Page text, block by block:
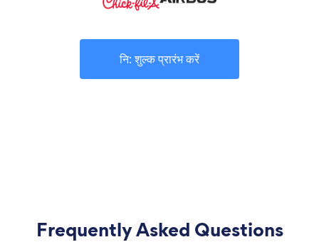
नि: शुल्क प्रारंभ करें
Frequently Asked Questions